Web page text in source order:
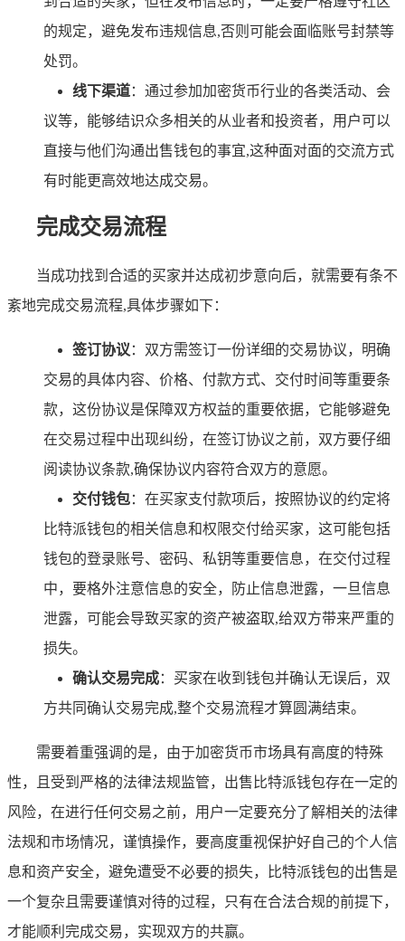
的规定，避免发布违规信息,否则可能会面临账号封禁等
处罚。
线下渠道：通过参加加密货币行业的各类活动、会
议等，能够结识众多相关的从业者和投资者，用户可以
直接与他们沟通出售钱包的事宜,这种面对面的交流方式
有时能更高效地达成交易。
完成交易流程
当成功找到合适的买家并达成初步意向后，就需要有条不
紊地完成交易流程,具体步骤如下：
签订协议 ：双方需签订一份详细的交易协议，明确
交易的具体内容、价格、付款方式、交付时间等重要条
款，这份协议是保障双方权益的重要依据，它能够避免
在交易过程中出现纠纷，在签订协议之前，双方要仔细
阅读协议条款,确保协议内容符合双方的意愿。
交付钱包：在买家支付款项后，按照协议的约定将
比特派钱包的相关信息和权限交付给买家，这可能包括
钱包的登录账号、密码、私钥等重要信息，在交付过程
中，要格外注意信息的安全，防止信息泄露，一旦信息
泄露，可能会导致买家的资产被盗取,给双方带来严重的
损失。
确认交易完成：买家在收到钱包并确认无误后，双
方共同确认交易完成,整个交易流程才算圆满结束。
需要着重强调的是，由于加密货币市场具有高度的特殊
性，且受到严格的法律法规监管，出售比特派钱包存在一定的
风险，在进行任何交易之前，用户一定要充分了解相关的法律
法规和市场情况，谨慎操作，要高度重视保护好自己的个人信
息和资产安全，避免遭受不必要的损失，比特派钱包的出售是
一个复杂且需要谨慎对待的过程，只有在合法合规的前提下，
才能顺利完成交易，实现双方的共赢。